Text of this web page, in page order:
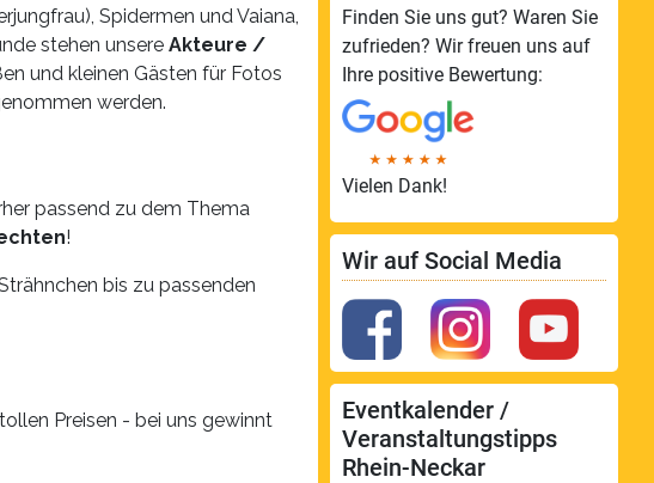
Spidermen und Vaiana,
stehen unsere Akteure /
und kleinen Gästen für Fotos
werden.
passend zu dem Thema
!
bis zu passenden
Preisen - bei uns gewinnt
Finden Sie uns gut? Waren Sie
zufrieden? Wir freuen uns auf
Ihre positive Bewertung:
Vielen Dank!
Wir auf Social Media
Eventkalender /
Veranstaltungstipps
Rhein-Neckar